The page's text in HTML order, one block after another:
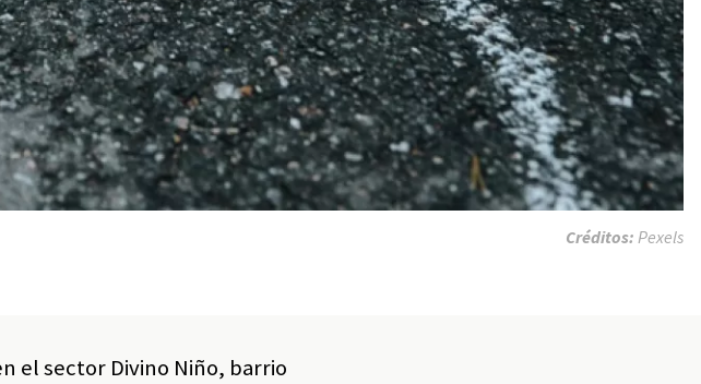
Créditos: Pexels
el sector Divino Niño, barrio